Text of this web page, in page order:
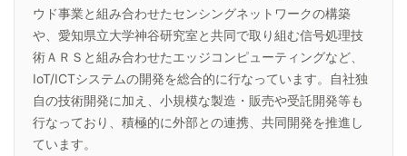
ウド事業と組み合わせたセンシングネットワークの構築
や、愛知県立大学神谷研究室と共同で取り組む信号処理技
術ＡＲＳと組み合わせたエッジコンピューティングなど、
IoT/ICTシステムの開発を総合的に行なっています。自社独
自の技術開発に加え、小規模な製造・販売や受託開発等も
行なっており、積極的に外部との連携、共同開発を推進し
ています。